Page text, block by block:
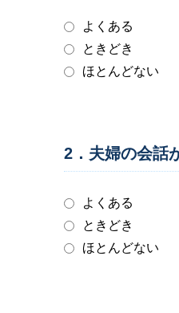
よくある
ときどき
ほとんどない
2．夫婦の会話
よくある
ときどき
ほとんどない